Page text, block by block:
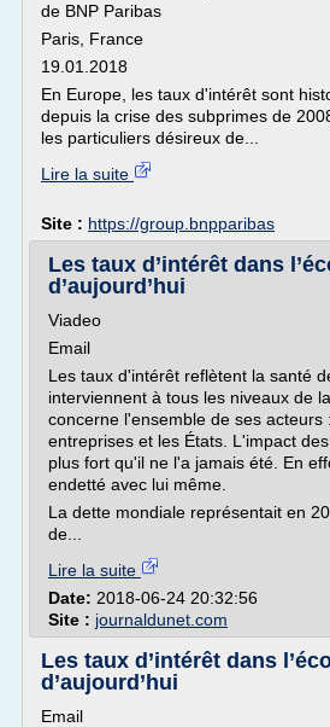
de BNP Paribas
Paris, France
19.01.2018
En Europe, les taux d'intérêt sont
depuis la crise des subprimes de
les particuliers désireux de...
Lire la suite
Site : https://group.bnpparibas
Les taux d’intérêt dans
d’aujourd’hui
Viadeo
Email
Les taux d'intérêt reflètent la santé
interviennent à tous les niveaux de
concerne l'ensemble de ses acteurs
entreprises et les États. L'impact
plus fort qu'il ne l'a jamais été. En
endetté avec lui même.
La dette mondiale représentait en
de...
Lire la suite
Date: 2018-06-24 20:32:56
Site : journaldunet.com
Les taux d’intérêt dans
d’aujourd’hui
Email